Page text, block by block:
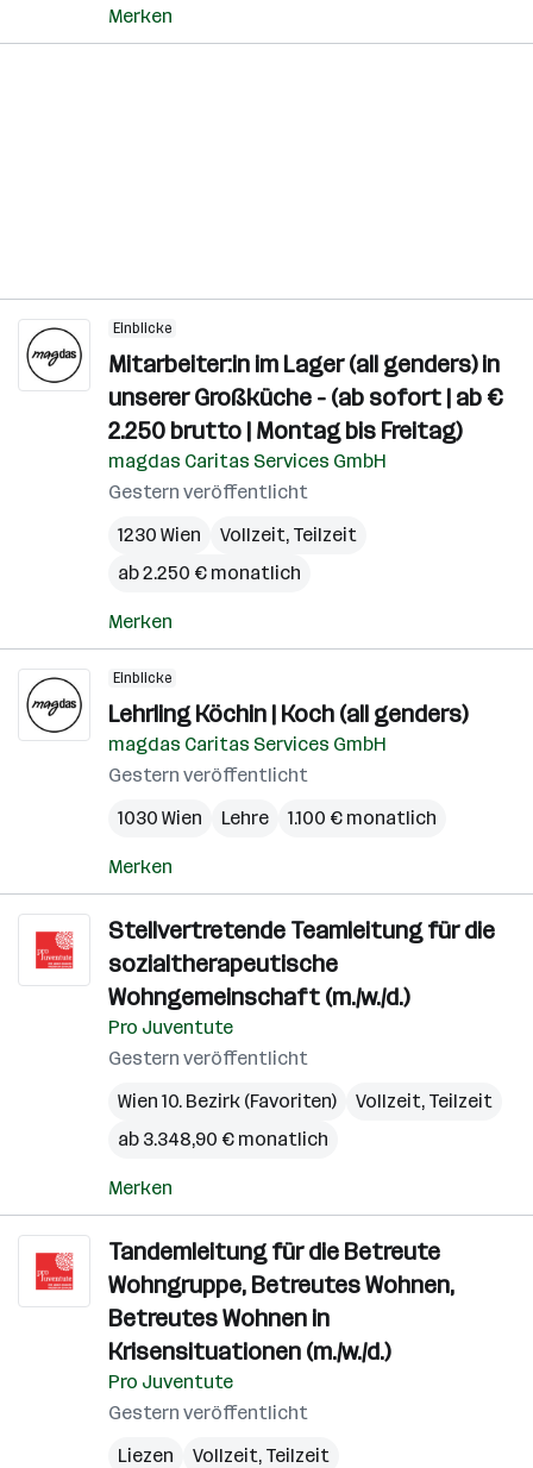
Merken
Einblicke
Mitarbeiter:in im Lager (all genders) in
unserer Großküche - (ab sofort | ab €
2.250 brutto | Montag bis Freitag)
magdas Caritas Services GmbH
Gestern veröffentlicht
1230 Wien
Vollzeit, Teilzeit
ab 2.250 € monatlich
Merken
Einblicke
Lehrling Köchin | Koch (all genders)
magdas Caritas Services GmbH
Gestern veröffentlicht
1030 Wien
Lehre 1.100 € monatlich
Merken
Stellvertretende Teamleitung für die
sozialtherapeutische
Wohngemeinschaft (m./w./d.)
Pro Juventute
Gestern veröffentlicht
Wien 10. Bezirk (Favoriten)
Vollzeit, Teilzeit
ab 3.348,90 € monatlich
Merken
Tandemleitung für die Betreute
Wohngruppe, Betreutes Wohnen,
Betreutes Wohnen in
Krisensituationen (m./w./d.)
Pro Juventute
Gestern veröffentlicht
Liezen
Vollzeit, Teilzeit